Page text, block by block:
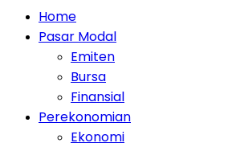
Home
Pasar Modal
Emiten
Bursa
Finansial
Perekonomian
Ekonomi